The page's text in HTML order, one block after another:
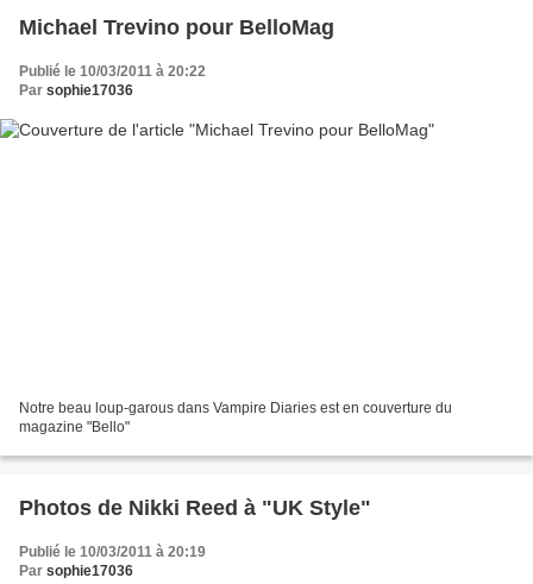
Michael Trevino pour BelloMag
Publié le 10/03/2011 à 20:22
Par sophie17036
Notre beau loup-garous dans Vampire Diaries est en couverture du
magazine "Bello"
Photos de Nikki Reed à "UK Style"
Publié le 10/03/2011 à 20:19
Par sophie17036